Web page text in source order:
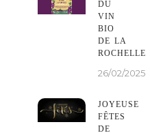
DU
VIN
BIO
DE LA
ROCHELLE
26/02/2025
JOYEUSE
FÊTES
DE